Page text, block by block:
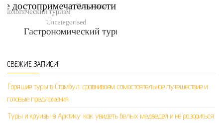
СВЕЖИЕ ЗАПИСИ
Горящие туры в Стамбул: сравниваем самостоятельное путешествие и
готовые предложения
Туры и круизы в Арктику: как увидеть белых медведей и не разориться